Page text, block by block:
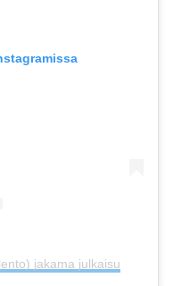
jakama julkaisu